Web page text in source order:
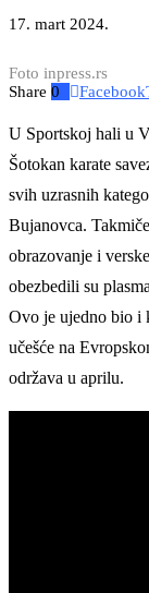
17. mart 2024.
Foto inpress.rs
Share 0 Facebook
U Sportskoj hali u
Šotokan karate
svih uzrasnih
Bujanovca.
obrazovanje i
obezbedili su
Ovo je ujedno bio i
učešće na
održava u aprilu.